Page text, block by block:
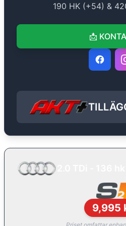
190 HK (+54) &
📩
9,995